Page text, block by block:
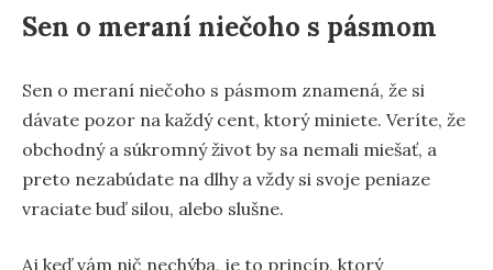
Sen o meraní niečoho s pásmom
Sen o meraní niečoho s pásmom znamená, že si
dávate pozor na každý cent, ktorý miniete. Veríte, že
obchodný a súkromný život by sa nemali miešať, a
preto nezabúdate na dlhy a vždy si svoje peniaze
vraciate buď silou, alebo slušne.
Aj keď vám nič nechýba, je to princíp, ktorý